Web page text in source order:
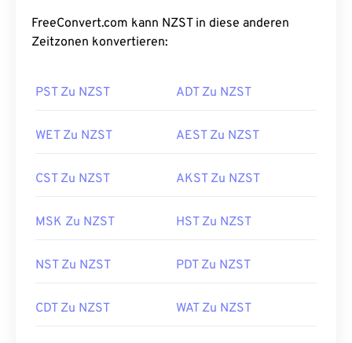
FreeConvert.com kann NZST in diese anderen
Zeitzonen konvertieren:
PST Zu NZST ADT Zu NZST
WET Zu NZST AEST Zu NZST
CST Zu NZST AKST Zu NZST
MSK Zu NZST HST Zu NZST
NST Zu NZST PDT Zu NZST
CDT Zu NZST WAT Zu NZST